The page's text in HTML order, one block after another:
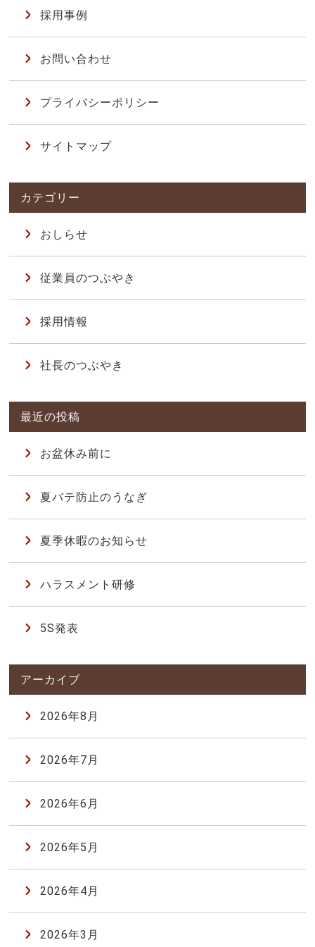
採用事例
お問い合わせ
プライバシーポリシー
サイトマップ
おしらせ
従業員のつぶやき
採用情報
社長のつぶやき
お盆休み前に
夏バテ防止のうなぎ
夏季休暇のお知らせ
ハラスメント研修
5S発表
2026年8月
2026年7月
2026年6月
2026年5月
2026年4月
2026年3月